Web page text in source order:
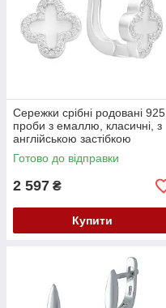
Сережки срібні родовані 925
проби з емаллю, класичні, з
англійською застібкою
Готово до відправки
2 597 ₴
Купити